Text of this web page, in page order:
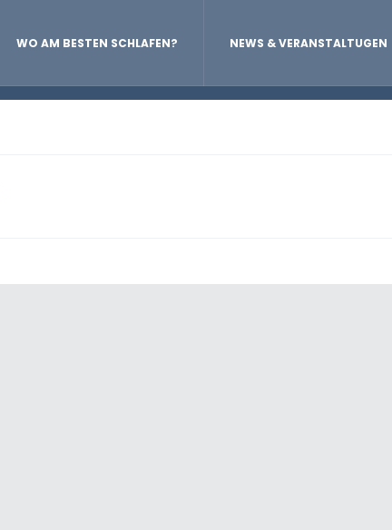
WO AM BESTEN SCHLAFEN? NEWS & VERANSTALTUGEN